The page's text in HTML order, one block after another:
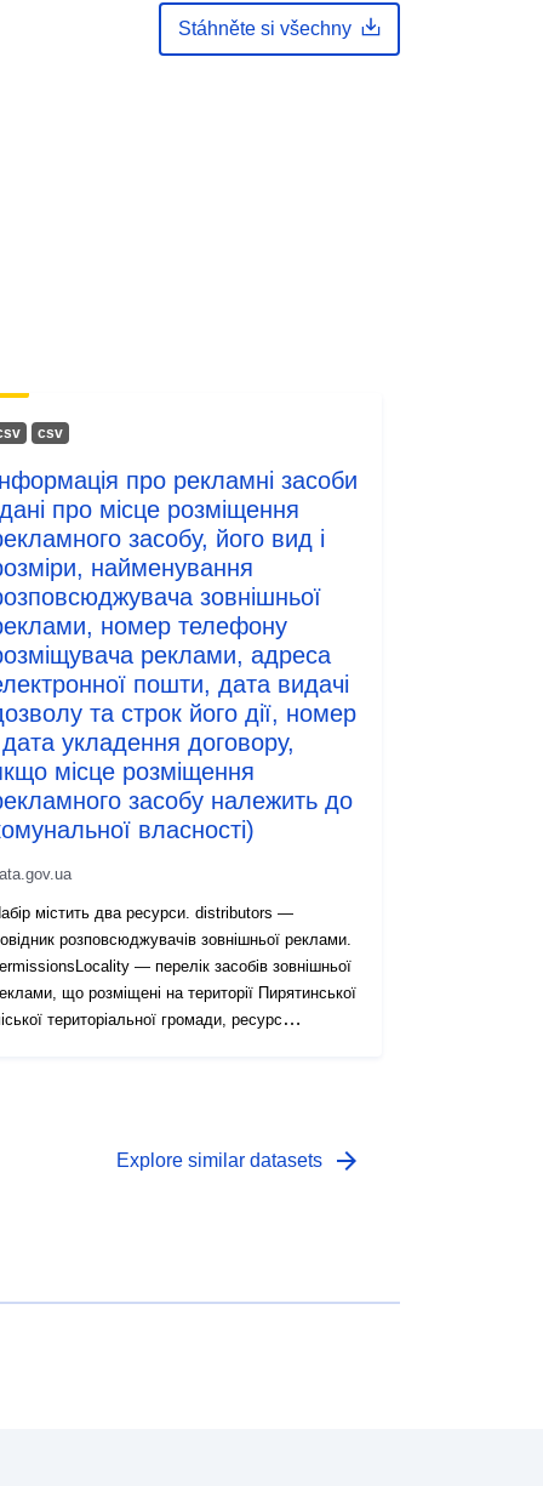
Stáhněte si všechny
сsv
про рекламні засоби
про місце розміщення
засобу, його вид і
найменування
зовнішньої
номер телефону
реклами, адреса
пошти, дата видачі
та строк його дії, номер
дата укладення договору,
місце розміщення
засобу належить до
власності)
містить два ресурси. distributors —
розповсюджувачів зовнішньої реклами.
— перелік засобів зовнішньої
що розміщені на території Пирятинської
територіальної громади, ресурс
Explore similar datasets arrow_forward